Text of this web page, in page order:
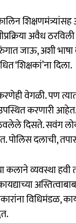
अवैध
जाऊ, अशी
‘शिक्षकां’ना दिला.
वेगळी. पण
करणारी
दिसते. सवंग
पोलिस दलाची,
कलाने व्यवस्था
विधिमंडळ,